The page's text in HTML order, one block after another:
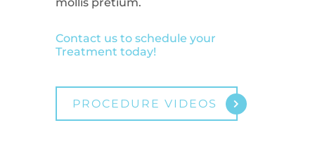
mollis pretium.
Contact us to schedule your
Treatment today!
PROCEDURE VIDEOS